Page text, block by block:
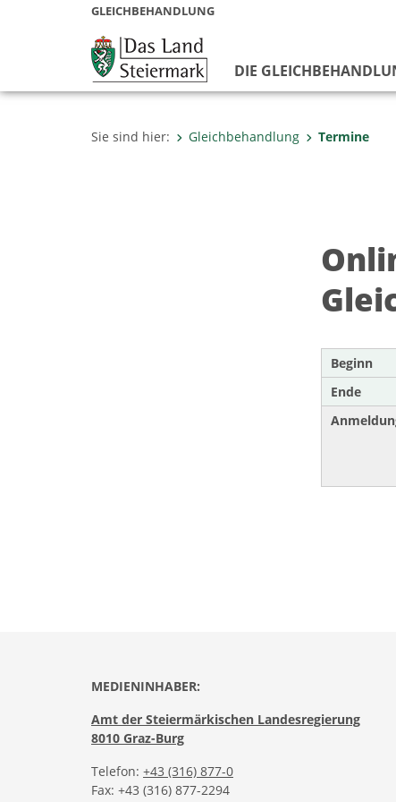
GLEICHBEHANDLUNG
DIE
Sie sind hier: Gleichbehandlung Termine
Beginn
Ende
MEDIENINHABER:
Amt der Steiermärkischen Landesregierung
8010 Graz-Burg
Telefon: +43 (316) 877-0
Fax: +43 (316) 877-2294